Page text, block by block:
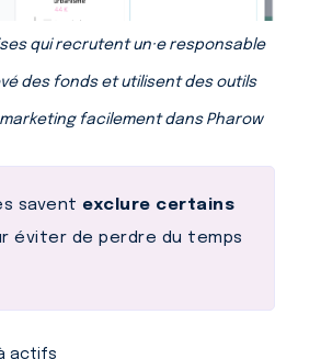
qui recrutent un·e responsable
des fonds et utilisent des outils
facilement dans Pharow
savent exclure certains
éviter de perdre du temps
actifs